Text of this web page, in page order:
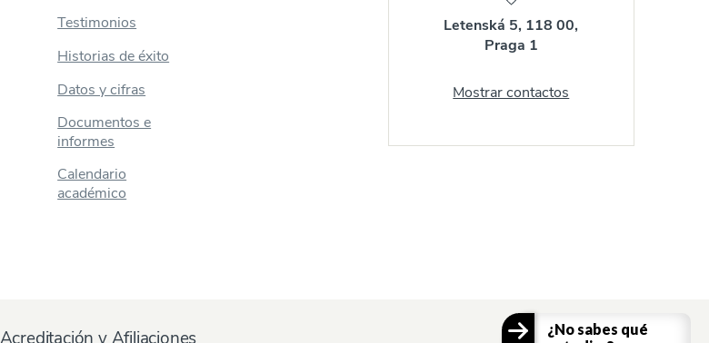
Testimonios
Historias de éxito
Datos y cifras
Documentos e
informes
Calendario
académico
Letenská 5, 118 00,
Praga 1
Mostrar contactos
¿No sabes qué